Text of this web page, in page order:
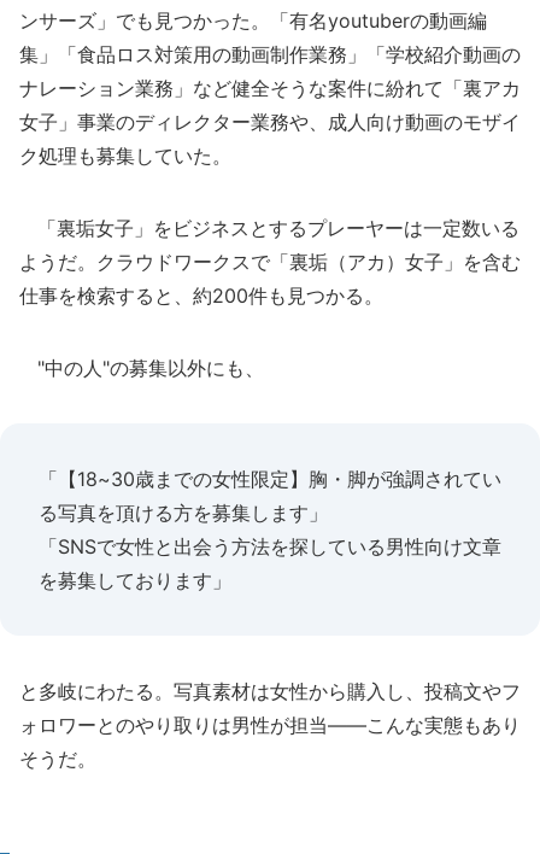
ンサーズ」でも見つかった。「有名youtuberの動画編
集」「食品ロス対策用の動画制作業務」「学校紹介動画の
ナレーション業務」など健全そうな案件に紛れて「裏アカ
女子」事業のディレクター業務や、成人向け動画のモザイ
ク処理も募集していた。
「裏垢女子」をビジネスとするプレーヤーは一定数いる
ようだ。クラウドワークスで「裏垢（アカ）女子」を含む
仕事を検索すると、約200件も見つかる。
"中の人"の募集以外にも、
「【18~30歳までの女性限定】胸・脚が強調されてい
る写真を頂ける方を募集します」
「SNSで女性と出会う方法を探している男性向け文章
を募集しております」
と多岐にわたる。写真素材は女性から購入し、投稿文やフ
ォロワーとのやり取りは男性が担当――こんな実態もあり
そうだ。